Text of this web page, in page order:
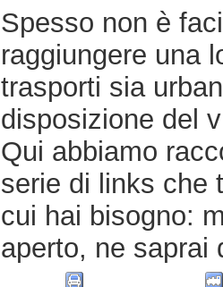
Spesso non è
raggiungere una
trasporti sia
disposizione del
Qui abbiamo
serie di links che
cui hai bisogno:
aperto, ne saprai